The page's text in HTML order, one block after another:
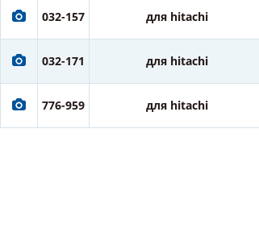
032-157 для hitachi
032-171 для hitachi
776-959 для hitachi